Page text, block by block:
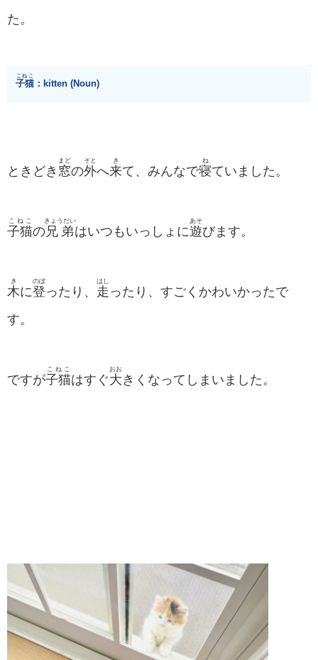
た。
子猫
こねこ
：kitten (Noun)
ときどき 窓
まど
の外
そと
へ来
き
て、みんなで寝
ね
ていました。
子猫
こねこ
の兄弟
きょうだい
はいつもいっしょに遊
あそ
びます。
木
き
に登
のぼ
ったり、 走
はし
ったり、すごくかわいかったで
す。
ですが子猫
こねこ
はすぐ大
おお
きくなってしまいました。